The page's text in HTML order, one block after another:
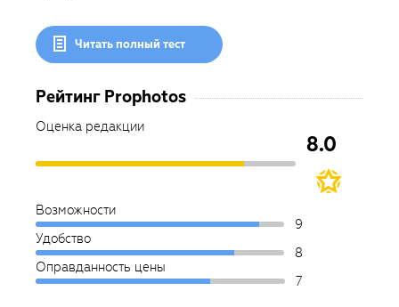
Читать полный тест
Рейтинг Prophotos
Оценка редакции
8.0
Возможности
9
Удобство
8
Оправданность цены
7